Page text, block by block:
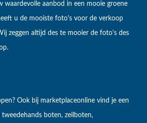
waardevolle aanbod in een mooie groene
u de mooiste foto's voor de verkoop
zeggen altijd des te mooier de foto's des
Ook bij marketplaceonline vind je een
tweedehands boten, zeilboten,